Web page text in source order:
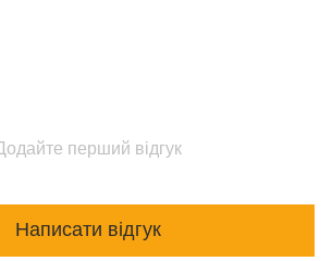
перший відгук
Написати відгук